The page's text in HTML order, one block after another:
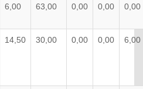
6,00 63,00 0,00 0,00 0,00
14,50 30,00 0,00 0,00 6,00